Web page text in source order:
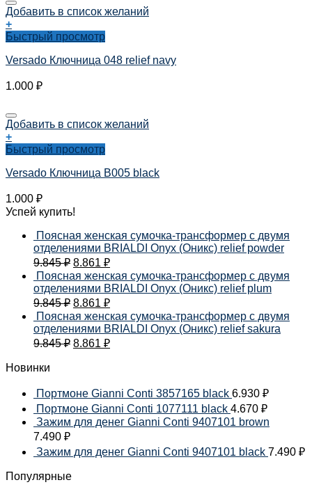
Добавить в список желаний
+
Быстрый просмотр
Versado Ключница 048 relief navy
1.000 ₽
Добавить в список желаний
+
Быстрый просмотр
Versado Ключница B005 black
1.000 ₽
Успей купить!
Поясная женская сумочка-трансформер с двумя
отделениями BRIALDI Onyx (Оникс) relief powder
9.845₽ 8.861 ₽
Поясная женская сумочка-трансформер с двумя
отделениями BRIALDI Onyx (Оникс) relief plum
9.845₽ 8.861 ₽
Поясная женская сумочка-трансформер с двумя
отделениями BRIALDI Onyx (Оникс) relief sakura
9.845₽ 8.861 ₽
Новинки
Портмоне Gianni Conti 3857165 black 6.930 ₽
Портмоне Gianni Conti 1077111 black 4.670 ₽
Зажим для денег Gianni Conti 9407101 brown
7.490 ₽
Зажим для денег Gianni Conti 9407101 black 7.490 ₽
Популярные